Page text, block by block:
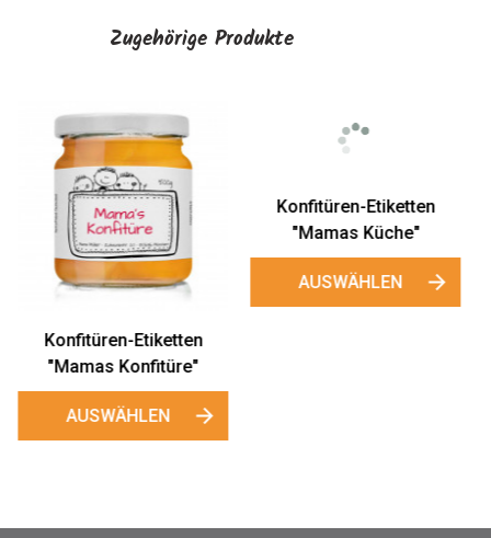
Zugehörige Produkte
Konfitüren-Etiketten
"Mamas Küche"
AUSWÄHLEN
Konfitüren-Etiketten
"Quittengelee"
AUSWÄHLEN